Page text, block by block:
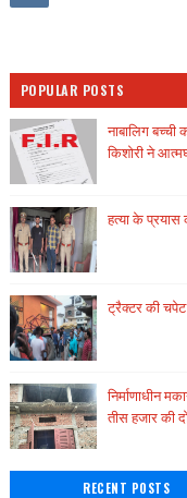
POPULAR POSTS
नाबालिग
किशोरी ने
हत्या के
ट्रैक्टर की
निर्माणाधीन
तीस हजार की
RECENT POSTS